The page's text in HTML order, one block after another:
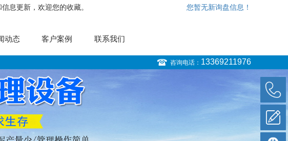
息更新，欢迎您的收藏。 您暂无新询盘信息！
动态 客户案例 联系我们
咨询电话： 13369211976